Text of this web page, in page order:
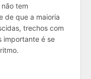
tem
de que a maioria
trechos com
importante é se